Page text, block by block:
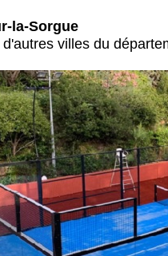
la-Sorgue
villes du